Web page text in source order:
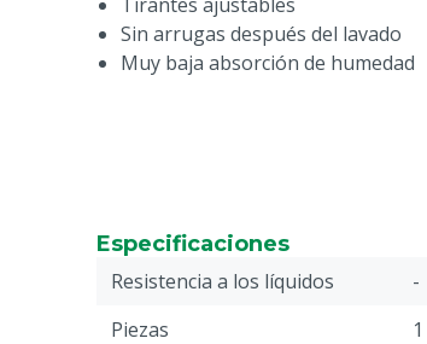
Sin arrugas después del lavado
Muy baja absorción de humedad
Especificaciones
Resistencia a los líquidos
-
Piezas
1